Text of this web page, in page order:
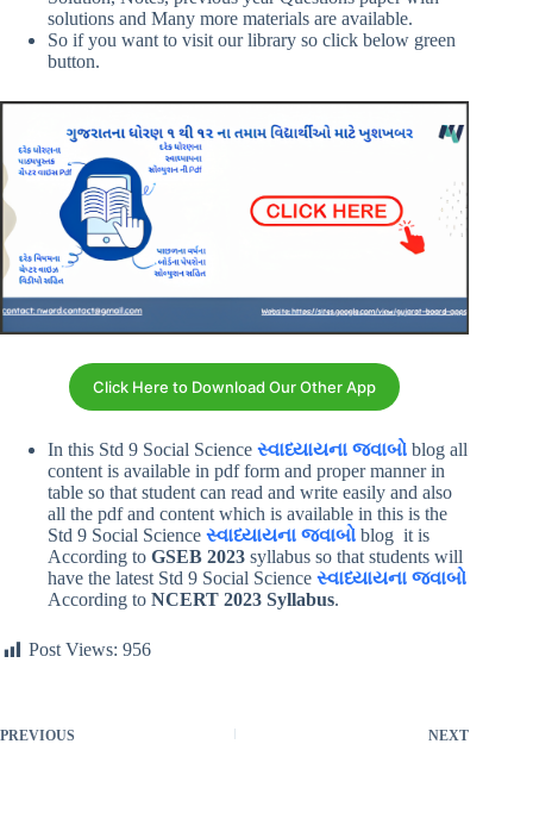
solutions and Many more materials are available.
So if you want to visit our library so click below green
button.
Click Here to Download Our Other App
In this Std 9 Social Science સ્વાધ્યાયના જવાબો blog all
content is available in pdf form and proper manner in
table so that student can read and write easily and also
all the pdf and content which is available in this is the
Std 9 Social Science સ્વાધ્યાયના જવાબો blog it is
According to GSEB 2023 syllabus so that students will
have the latest Std 9 Social Science સ્વાધ્યાયના જવાબો
According to NCERT 2023 Syllabus.
Post Views: 956
PREVIOUS NEXT